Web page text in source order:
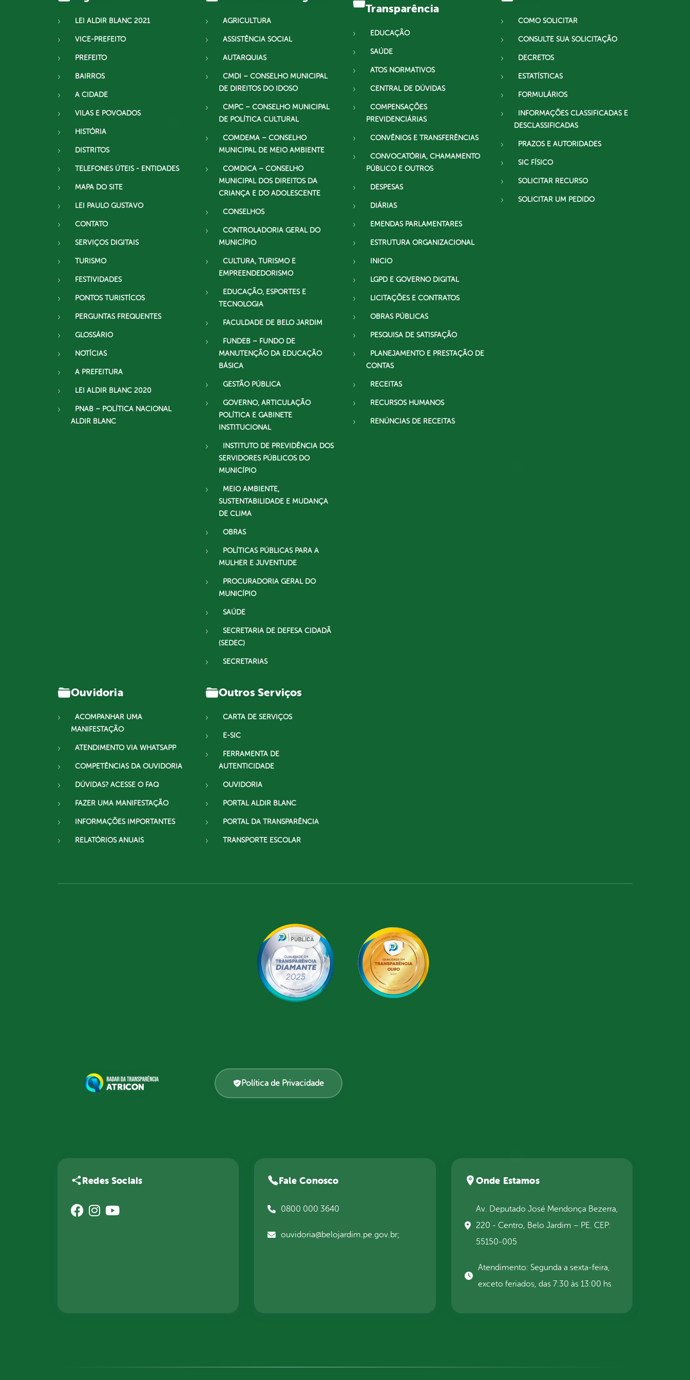
LEI ALDIR BLANC 2021
VICE-PREFEITO
PREFEITO
BAIRROS
A CIDADE
VILAS E POVOADOS
HISTÓRIA
DISTRITOS
TELEFONES ÚTEIS - ENTIDADES
MAPA DO SITE
LEI PAULO GUSTAVO
CONTATO
SERVIÇOS DIGITAIS
TURISMO
FESTIVIDADES
PONTOS TURISTÍCOS
PERGUNTAS FREQUENTES
GLOSSÁRIO
NOTÍCIAS
A PREFEITURA
LEI ALDIR BLANC 2020
PNAB – POLÍTICA NACIONAL
ALDIR BLANC
AGRICULTURA
ASSISTÊNCIA SOCIAL
AUTARQUIAS
CMDI – CONSELHO MUNICIPAL
DE DIREITOS DO IDOSO
CMPC – CONSELHO MUNICIPAL
DE POLÍTICA CULTURAL
COMDEMA – CONSELHO
MUNICIPAL DE MEIO AMBIENTE
COMDICA – CONSELHO
MUNICIPAL DOS DIREITOS DA
CRIANÇA E DO ADOLESCENTE
CONSELHOS
CONTROLADORIA GERAL DO
MUNICÍPIO
CULTURA, TURISMO E
EMPREENDEDORISMO
EDUCAÇÃO, ESPORTES E
TECNOLOGIA
FACULDADE DE BELO JARDIM
FUNDEB – FUNDO DE
MANUTENÇÃO DA EDUCAÇÃO
BÁSICA
GESTÃO PÚBLICA
GOVERNO, ARTICULAÇÃO
POLÍTICA E GABINETE
INSTITUCIONAL
INSTITUTO DE PREVIDÊNCIA DOS
SERVIDORES PÚBLICOS DO
MUNICÍPIO
MEIO AMBIENTE,
SUSTENTABILIDADE E MUDANÇA
DE CLIMA
OBRAS
POLÍTICAS PÚBLICAS PARA A
MULHER E JUVENTUDE
PROCURADORIA GERAL DO
MUNICÍPIO
SAÚDE
SECRETARIA DE DEFESA CIDADÃ
(SEDEC)
SECRETARIAS
Transparência
EDUCAÇÃO
SAÚDE
ATOS NORMATIVOS
CENTRAL DE DÚVIDAS
COMPENSAÇÕES
PREVIDENCIÁRIAS
CONVÊNIOS E TRANSFERÊNCIAS
CONVOCATÓRIA, CHAMAMENTO
PÚBLICO E OUTROS
DESPESAS
DIÁRIAS
EMENDAS PARLAMENTARES
ESTRUTURA ORGANIZACIONAL
INICIO
LGPD E GOVERNO DIGITAL
LICITAÇÕES E CONTRATOS
OBRAS PÚBLICAS
PESQUISA DE SATISFAÇÃO
PLANEJAMENTO E PRESTAÇÃO DE
CONTAS
RECEITAS
RECURSOS HUMANOS
RENÚNCIAS DE RECEITAS
COMO SOLICITAR
CONSULTE SUA SOLICITAÇÃO
DECRETOS
ESTATÍSTICAS
FORMULÁRIOS
INFORMAÇÕES CLASSIFICADAS E
DESCLASSIFICADAS
PRAZOS E AUTORIDADES
SIC FÍSICO
SOLICITAR RECURSO
SOLICITAR UM PEDIDO
Ouvidoria
ACOMPANHAR UMA
MANIFESTAÇÃO
ATENDIMENTO VIA WHATSAPP
COMPETÊNCIAS DA OUVIDORIA
DÚVIDAS? ACESSE O FAQ
FAZER UMA MANIFESTAÇÃO
INFORMAÇÕES IMPORTANTES
RELATÓRIOS ANUAIS
Outros Serviços
CARTA DE SERVIÇOS
E-SIC
FERRAMENTA DE
AUTENTICIDADE
OUVIDORIA
PORTAL ALDIR BLANC
PORTAL DA TRANSPARÊNCIA
TRANSPORTE ESCOLAR
Política de Privacidade
Redes Sociais Fale Conosco
0800 000 3640
ouvidoria@belojardim.pe.gov.br;
Onde Estamos
Av. Deputado José Mendonça Bezerra,
220 - Centro, Belo Jardim – PE. CEP:
55150-005
Atendimento: Segunda a sexta-feira,
exceto feriados, das 7:30 às 13:00 hs